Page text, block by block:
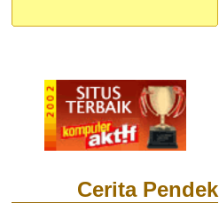
Cerita Pendek